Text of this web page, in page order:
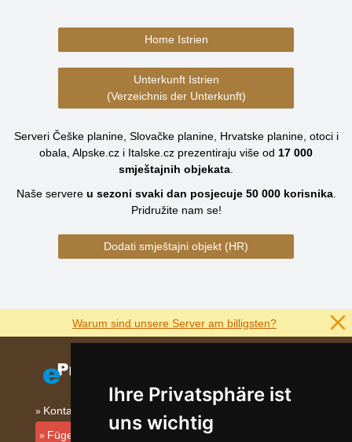
Ihre Privatsphäre ist
uns wichtig
Home Istrien
Unterkunft Istrien
(Verzeichnis der Unterkunft)
Serveri Češke planine, Slovačke planine, Hrvatske planine, otoci i
obala, Alpske.cz i Italske.cz prezentiraju više od 17 000
smještajnih objekata
Naše servere u sezoni svaki dan posjecuje 50 000korisnika.
Pridružite nam se!
Dodati smještajni objekt (HR)
Warum sind unsere Server am billigsten?
Kontakt
Fügen Sie Ihre Unterkunft hinzu